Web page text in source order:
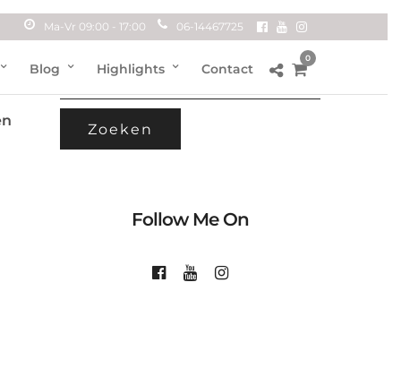
Ma-Vr 09:00 - 17:00 06-14467725
Blog Highlights Contact
0
ZOEKEN
Follow Me On